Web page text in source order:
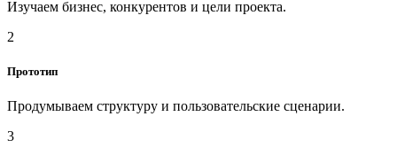
Изучаем бизнес, конкурентов и цели проекта.
2
Прототип
Продумываем структуру и пользовательские сценарии.
3